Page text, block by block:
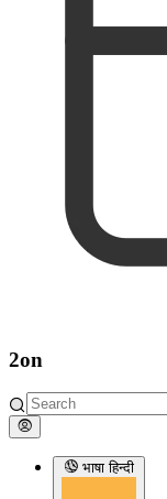
2on
भाषाहिन्दी